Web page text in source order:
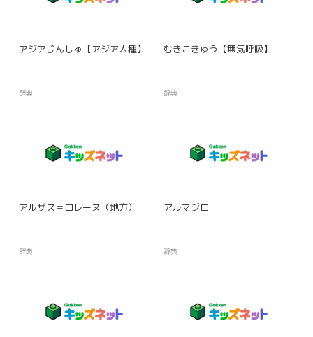
アジアじんしゅ【アジア人種】
辞典
むきこきゅう【無気呼吸】
辞典
アルザス＝ロレーヌ（地方）
辞典
アルマジロ
辞典